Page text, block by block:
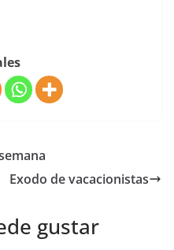
Exodo de vacacionistas
gustar